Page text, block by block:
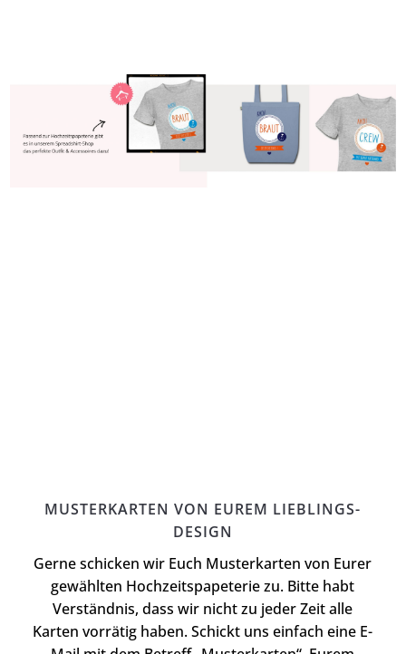
MUSTERKARTEN VON EUREM LIEBLINGS-
DESIGN
Gerne schicken wir Euch Musterkarten von Eurer
gewählten Hochzeitspapeterie zu. Bitte habt
Verständnis, dass wir nicht zu jeder Zeit alle
Karten vorrätig haben. Schickt uns einfach eine E-